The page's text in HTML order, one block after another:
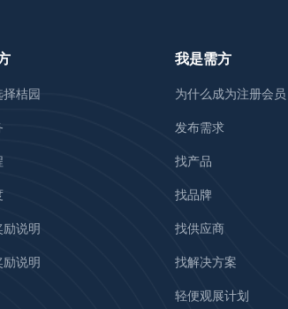
桔园
说明
励说明
我是需方
为什么成为注册会员
发布需求
找产品
找品牌
找供应商
找解决方案
轻便观展计划